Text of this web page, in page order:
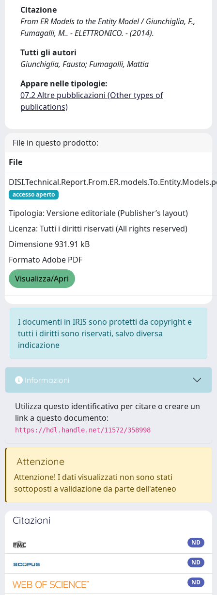
Citazione
From ER Models to the Entity Model / Giunchiglia, F.,
Fumagalli, M.. - ELETTRONICO. - (2014).
Tutti gli autori
Giunchiglia, Fausto; Fumagalli, Mattia
Appare nelle tipologie:
07.2 Altre pubblicazioni (Other types of
publications)
File in questo prodotto:
File
accesso aperto
Tipologia: Versione editoriale (Publisher’s layout)
Licenza: Tutti i diritti riservati (All rights reserved)
Dimensione 931.91 kB
Formato Adobe PDF
Visualizza/Apri
I documenti in IRIS sono protetti da copyright e
tutti i diritti sono riservati, salvo diversa
indicazione
Informazioni
Utilizza questo identificativo per citare o creare un
link a questo documento:
https://hdl.handle.net/11572/358998
Attenzione
Attenzione! I dati visualizzati non sono stati
sottoposti a validazione da parte dell'ateneo
Citazioni
ND
ND
ND